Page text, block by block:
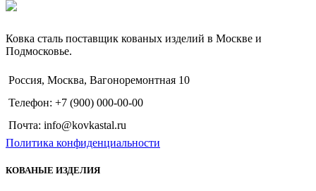
Ковка сталь поставщик кованых изделий в Москве и
Подмосковье.
Россия, Москва, Вагоноремонтная 10
Телефон: +7 (900) 000-00-00
Почта: info@kovkastal.ru
Политика конфиденциальности
КОВАНЫЕ ИЗДЕЛИЯ